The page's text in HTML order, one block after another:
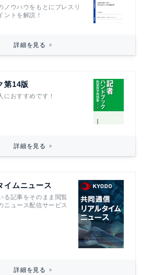
ノウハウをもとにプレスリ
ントを解説！
詳細を見る
第14版
におすすめです！
詳細を見る
イムニュース
る記事をそのまま閲覧
ニュース配信サービス
詳細を見る